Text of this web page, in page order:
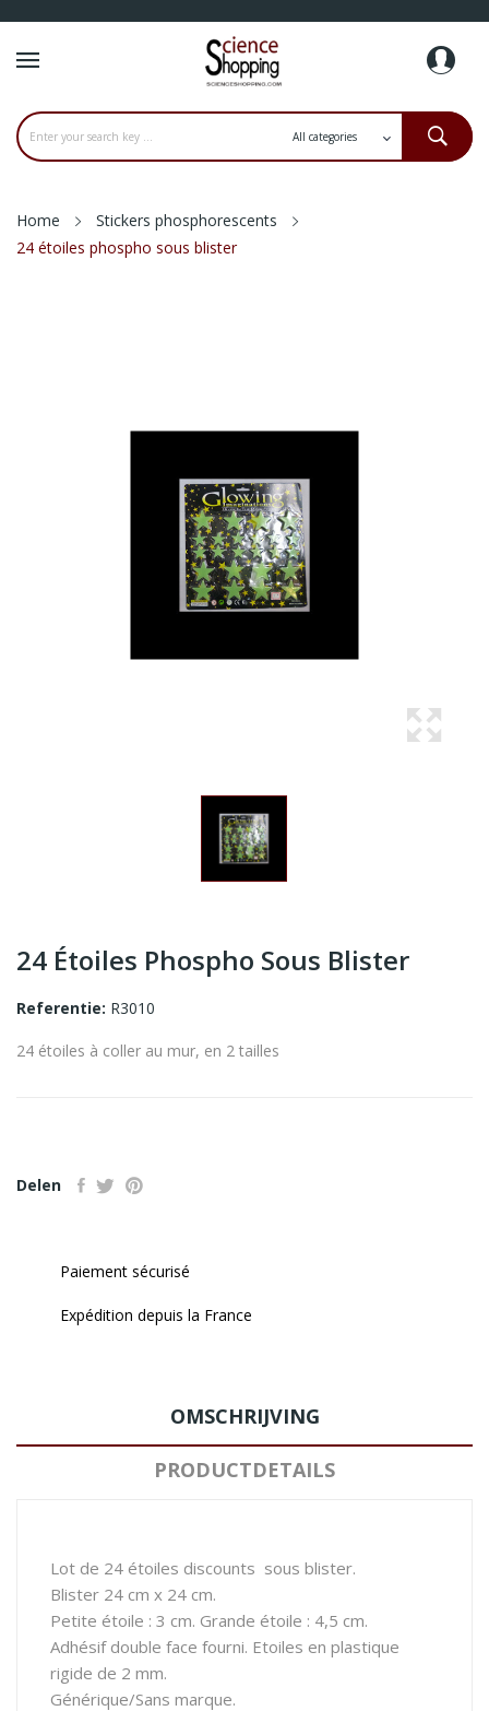
Home
Stickers phosphorescents
24 étoiles phospho sous blister
24 Étoiles Phospho Sous Blister
Referentie: R3010
24 étoiles à coller au mur, en 2 tailles
Delen
Paiement sécurisé
Expédition depuis la France
OMSCHRIJVING
PRODUCTDETAILS
Lot de 24 étoiles discounts sous blister.
Blister 24 cm x 24 cm.
Petite étoile : 3 cm. Grande étoile : 4,5 cm.
Adhésif double face fourni. Etoiles en plastique
rigide de 2 mm.
Générique/Sans marque.